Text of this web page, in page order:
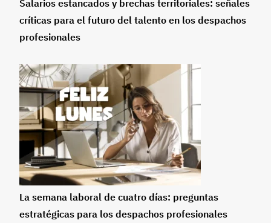
Salarios estancados y brechas territoriales: señales
críticas para el futuro del talento en los despachos
profesionales
La semana laboral de cuatro días: preguntas
estratégicas para los despachos profesionales